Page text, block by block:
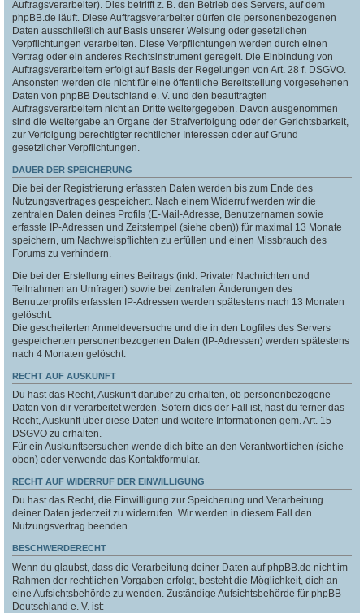
Auftragsverarbeiter). Dies betrifft z. B. den Betrieb des Servers, auf dem
phpBB.de läuft. Diese Auftragsverarbeiter dürfen die personenbezogenen
Daten ausschließlich auf Basis unserer Weisung oder gesetzlichen
Verpflichtungen verarbeiten. Diese Verpflichtungen werden durch einen
Vertrag oder ein anderes Rechtsinstrument geregelt. Die Einbindung von
Auftragsverarbeitern erfolgt auf Basis der Regelungen von Art. 28 f. DSGVO.
Ansonsten werden die nicht für eine öffentliche Bereitstellung vorgesehenen
Daten von phpBB Deutschland e. V. und den beauftragten
Auftragsverarbeitern nicht an Dritte weitergegeben. Davon ausgenommen
sind die Weitergabe an Organe der Strafverfolgung oder der Gerichtsbarkeit,
zur Verfolgung berechtigter rechtlicher Interessen oder auf Grund
gesetzlicher Verpflichtungen.
DAUER DER SPEICHERUNG
Die bei der Registrierung erfassten Daten werden bis zum Ende des
Nutzungsvertrages gespeichert. Nach einem Widerruf werden wir die
zentralen Daten deines Profils (E-Mail-Adresse, Benutzernamen sowie
erfasste IP-Adressen und Zeitstempel (siehe oben)) für maximal 13 Monate
speichern, um Nachweispflichten zu erfüllen und einen Missbrauch des
Forums zu verhindern.
Die bei der Erstellung eines Beitrags (inkl. Privater Nachrichten und
Teilnahmen an Umfragen) sowie bei zentralen Änderungen des
Benutzerprofils erfassten IP-Adressen werden spätestens nach 13 Monaten
gelöscht.
Die gescheiterten Anmeldeversuche und die in den Logfiles des Servers
gespeicherten personenbezogenen Daten (IP-Adressen) werden spätestens
nach 4 Monaten gelöscht.
RECHT AUF AUSKUNFT
Du hast das Recht, Auskunft darüber zu erhalten, ob personenbezogene
Daten von dir verarbeitet werden. Sofern dies der Fall ist, hast du ferner das
Recht, Auskunft über diese Daten und weitere Informationen gem. Art. 15
DSGVO zu erhalten.
Für ein Auskunftsersuchen wende dich bitte an den Verantwortlichen (siehe
oben) oder verwende das Kontaktformular.
RECHT AUF WIDERRUF DER EINWILLIGUNG
Du hast das Recht, die Einwilligung zur Speicherung und Verarbeitung
deiner Daten jederzeit zu widerrufen. Wir werden in diesem Fall den
Nutzungsvertrag beenden.
BESCHWERDERECHT
Wenn du glaubst, dass die Verarbeitung deiner Daten auf phpBB.de nicht im
Rahmen der rechtlichen Vorgaben erfolgt, besteht die Möglichkeit, dich an
eine Aufsichtsbehörde zu wenden. Zuständige Aufsichtsbehörde für phpBB
Deutschland e. V. ist: